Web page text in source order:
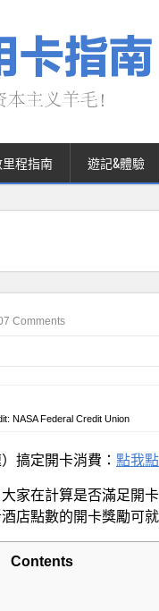
程指南 遊記&體驗
Comments
NASA Federal Credit Union
搞定開卡消費： 點我
家在計算是否滿足開
店點數的開卡獎勵可
Contents